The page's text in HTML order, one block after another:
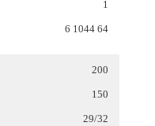
1
6 1044 64
200
150
29/32